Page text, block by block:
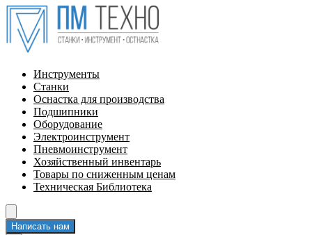
Инструменты
Станки
Оснастка для производства
Подшипники
Оборудование
Электроинструмент
Пневмоинструмент
Хозяйственный инвентарь
Товары по сниженным ценам
Техническая Библиотека
Написать нам